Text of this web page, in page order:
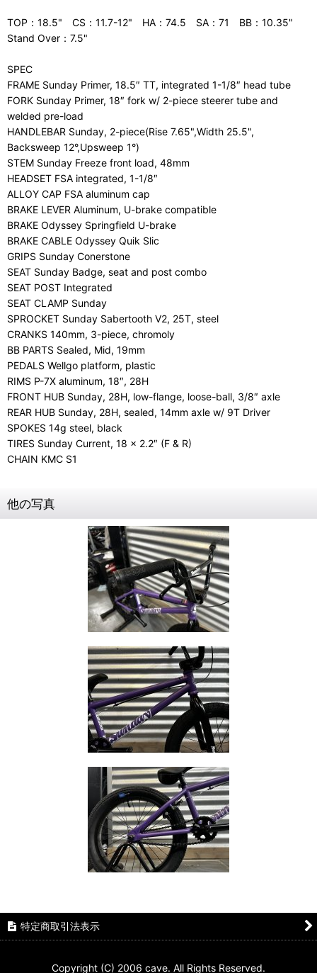
TOP：18.5" CS：11.7-12" HA：74.5 SA：71 BB：10.35"
Stand Over：7.5"
SPEC
FRAME Sunday Primer, 18.5″ TT, integrated 1-1/8″ head tube
FORK Sunday Primer, 18″ fork w/ 2-piece steerer tube and
welded pre-load
HANDLEBAR Sunday, 2-piece(Rise 7.65",Width 25.5",
Backsweep 12°,Upsweep 1°)
STEM Sunday Freeze front load, 48mm
HEADSET FSA integrated, 1-1/8″
ALLOY CAP FSA aluminum cap
BRAKE LEVER Aluminum, U-brake compatible
BRAKE Odyssey Springfield U-brake
BRAKE CABLE Odyssey Quik Slic
GRIPS Sunday Conerstone
SEAT Sunday Badge, seat and post combo
SEAT POST Integrated
SEAT CLAMP Sunday
SPROCKET Sunday Sabertooth V2, 25T, steel
CRANKS 140mm, 3-piece, chromoly
BB PARTS Sealed, Mid, 19mm
PEDALS Wellgo platform, plastic
RIMS P-7X aluminum, 18″, 28H
FRONT HUB Sunday, 28H, low-flange, loose-ball, 3/8″ axle
REAR HUB Sunday, 28H, sealed, 14mm axle w/ 9T Driver
SPOKES 14g steel, black
TIRES Sunday Current, 18 x 2.2″ (F & R)
CHAIN KMC S1
他の写真
特定商取引法表示
Copyright (C) 2006 cave. All Rights Reserved.